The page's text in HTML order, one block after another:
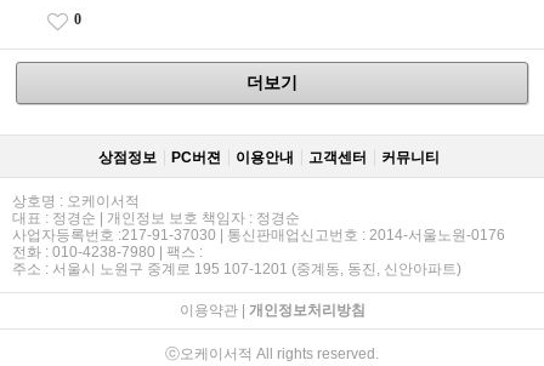
0
더보기
상점정보 PC버젼 이용안내 고객센터 커뮤니티
상호명 : 오케이서적
대표 : 정경순 | 개인정보 보호 책임자 : 정경순
사업자등록번호 :217-91-37030 | 통신판매업신고번호 : 2014-서울노원-0176
전화 : 010-4238-7980 | 팩스 :
주소 : 서울시 노원구 중계로 195 107-1201 (중계동, 동진, 신안아파트)
이용약관| 개인정보처리방침
ⓒ오케이서적 All rights reserved.